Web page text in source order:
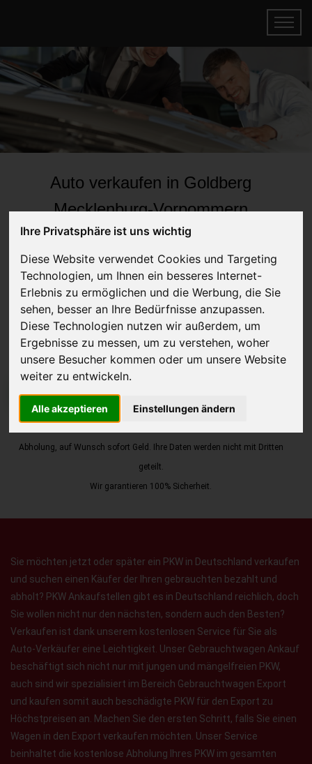
Ihre Privatsphäre ist uns wichtig
Diese Website verwendet Cookies und Targeting
Technologien, um Ihnen ein besseres Internet-
Erlebnis zu ermöglichen und die Werbung, die Sie
sehen, besser an Ihre Bedürfnisse anzupassen.
Diese Technologien nutzen wir außerdem, um
Ergebnisse zu messen, um zu verstehen, woher
unsere Besucher kommen oder um unsere Website
weiter zu entwickeln.
Alle akzeptieren Einstellungen ändern
Auto verkaufen in Goldberg
Mecklenburg-Vorpommern
(Deutschland)
Online Auto verkaufen & gratis abholen
lassen
Auf Wunsch sofort Geld für Ihr Auto erhalten
JETZT KOSTENLOSE BEWERTUNG
Abholung, auf Wunsch sofort Geld. Ihre Daten werden nicht mit Dritten
geteilt.
Wir garantieren 100% Sicherheit.
Sie möchten jetzt oder später ein PKW in Deutschland verkaufen
und suchen einen Käufer der Ihren gebrauchten bezahlt und
abholt? PKW Ankaufstellen gibt es in Deutschland reichlich, doch
Sie wollen nicht nur den nächsten, sondern auch den Besten?
Verkaufen ist dank unserem kostenlosen Service für Sie als
Auto-Verkäufer eine Leichtigkeit. Unser Gebrauchtwagen Ankauf
beschäftigt sich nicht nur mit jungen und mängelfreien PKW,
auch sind wir spezialisiert im Bereich Gebrauchtwagen Export
und kaufen somit auch beschädigte PKW für den Export zu
Höchstpreisen an. Machen Sie den ersten Schritt, falls Sie einen
Wagen in den Export verkaufen möchten. Unser Service
beinhaltet die kostenlose Abholung Ihres PKW im gesamten